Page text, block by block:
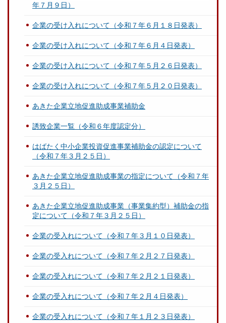
年７月９日）
企業の受け入れについて（令和７年６月１８日発表）
企業の受け入れについて（令和７年６月４日発表）
企業の受け入れについて（令和７年５月２６日発表）
企業の受け入れについて（令和７年５月２０日発表）
あきた企業立地促進助成事業補助金
誘致企業一覧（令和６年度認定分）
はばたく中小企業投資促進事業補助金の認定について
（令和７年３月２５日）
あきた企業立地促進助成事業の指定について（令和７年
３月２５日）
あきた企業立地促進助成事業（事業集約型）補助金の指
定について（令和７年３月２５日）
企業の受入れについて（令和７年３月１０日発表）
企業の受入れについて（令和７年２月２７日発表）
企業の受入れについて（令和７年２月２１日発表）
企業の受入れについて（令和７年２月４日発表）
企業の受入れについて（令和７年１月２３日発表）